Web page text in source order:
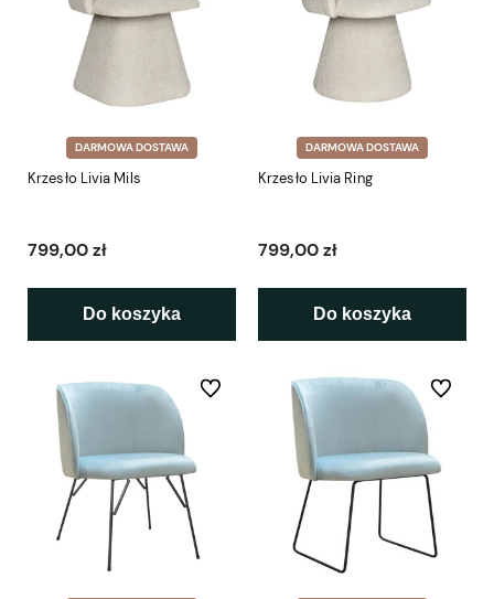
DARMOWA DOSTAWA
Krzesło Livia Mils
799,00 zł
Do koszyka
DARMOWA DOSTAWA
Krzesło Livia Ring
799,00 zł
Do koszyka
Do ulubionych Do